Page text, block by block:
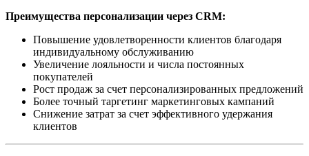
Преимущества персонализации через CRM:
Повышение удовлетворенности клиентов благодаря
индивидуальному обслуживанию
Увеличение лояльности и числа постоянных
покупателей
Рост продаж за счет персонализированных предложений
Более точный таргетинг маркетинговых кампаний
Снижение затрат за счет эффективного удержания
клиентов